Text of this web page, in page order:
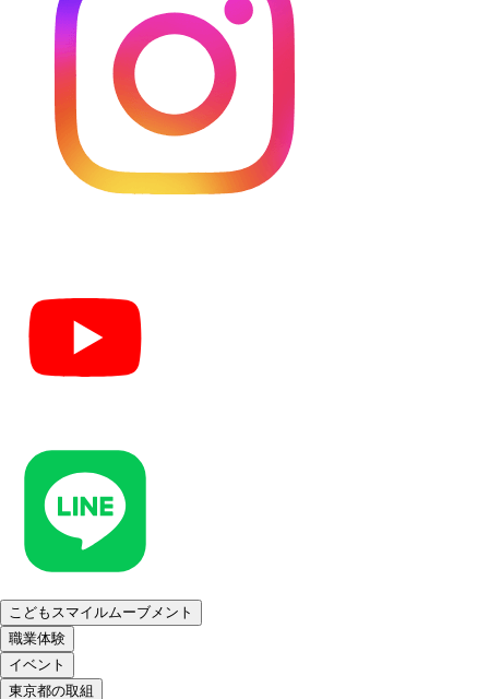
こどもスマイルムーブメント
職業体験
イベント
東京都の取組